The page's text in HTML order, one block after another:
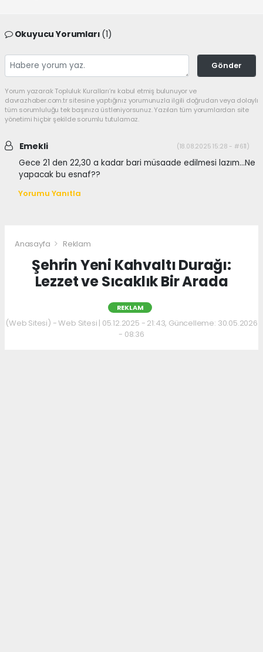
Okuyucu Yorumları (1)
Gönder
Yorum yazarak Topluluk Kuralları’nı kabul etmiş bulunuyor ve
davrazhaber.com.tr sitesine yaptığınız yorumunuzla ilgili doğrudan veya dolaylı
tüm sorumluluğu tek başınıza üstleniyorsunuz. Yazılan tüm yorumlardan site
yönetimi hiçbir şekilde sorumlu tutulamaz.
Emekli (18.08.2025 15:28 - #611)
Gece 21 den 22,30 a kadar bari müsaade edilmesi lazım...Ne
yapacak bu esnaf??
Yorumu Yanıtla
Anasayfa Reklam
Şehrin Yeni Kahvaltı Durağı:
Lezzet ve Sıcaklık Bir Arada
REKLAM
(Web Sitesi) - Web Sitesi | 05.12.2025 - 21:43, Güncelleme: 30.05.2026
- 08:36